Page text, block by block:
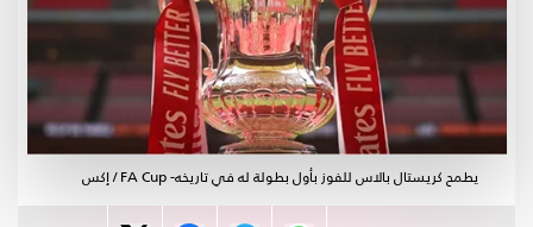
يطمح كريستال بالاس للفوز بأول بطولة له في تاريخه- FA Cup / إكس